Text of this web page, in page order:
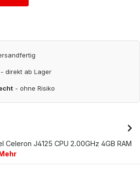
- direkt ab Lager
- ohne Risiko
Celeron J4125 CPU 2.00GHz 4GB RAM